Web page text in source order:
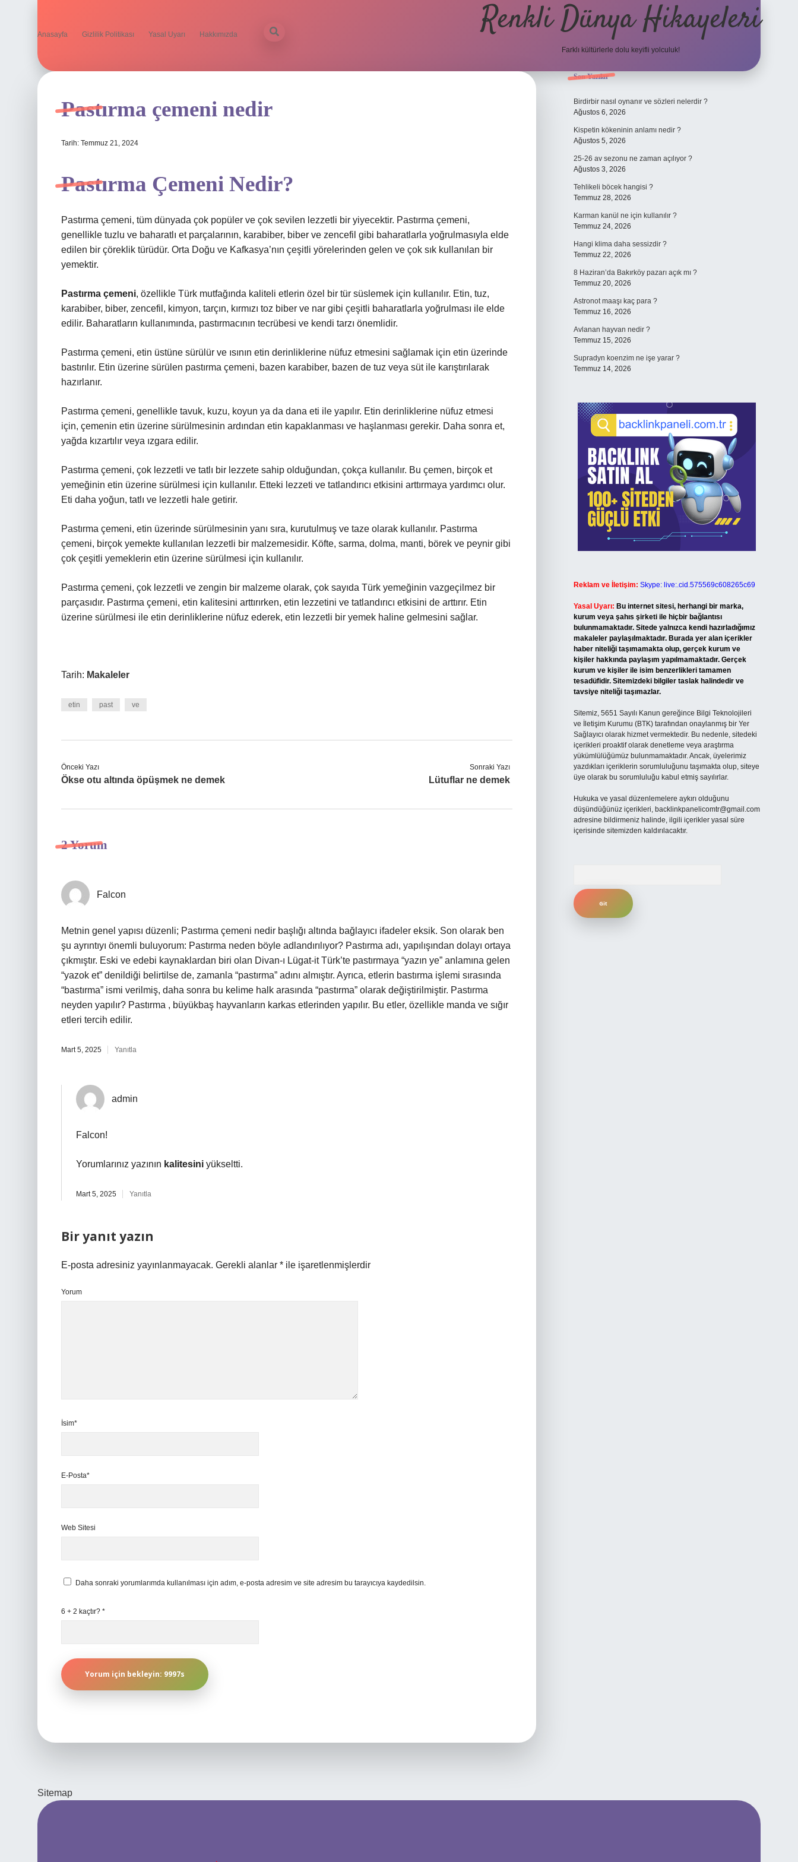
Anasayfa Gizlilik Politikası Yasal Uyarı Hakkımızda Renkli Dünya Hikayeleri
Farklı kültürlerle dolu keyifli yolculuk!
Pastırma çemeni nedir
Tarih: Temmuz 21, 2024
Pastırma Çemeni Nedir?
Pastırma çemeni, tüm dünyada çok popüler ve çok sevilen lezzetli bir yiyecektir. Pastırma çemeni,
genellikle tuzlu ve baharatlı et parçalarının, karabiber, biber ve zencefil gibi baharatlarla yoğrulmasıyla elde
edilen bir çöreklik türüdür. Orta Doğu ve Kafkasya’nın çeşitli yörelerinden gelen ve çok sık kullanılan bir
yemektir.
Pastırma çemeni, özellikle Türk mutfağında kaliteli etlerin özel bir tür süslemek için kullanılır. Etin, tuz,
karabiber, biber, zencefil, kimyon, tarçın, kırmızı toz biber ve nar gibi çeşitli baharatlarla yoğrulması ile elde
edilir. Baharatların kullanımında, pastırmacının tecrübesi ve kendi tarzı önemlidir.
Pastırma çemeni, etin üstüne sürülür ve ısının etin derinliklerine nüfuz etmesini sağlamak için etin üzerinde
bastırılır. Etin üzerine sürülen pastırma çemeni, bazen karabiber, bazen de tuz veya süt ile karıştırılarak
hazırlanır.
Pastırma çemeni, genellikle tavuk, kuzu, koyun ya da dana eti ile yapılır. Etin derinliklerine nüfuz etmesi
için, çemenin etin üzerine sürülmesinin ardından etin kapaklanması ve haşlanması gerekir. Daha sonra et,
yağda kızartılır veya ızgara edilir.
Pastırma çemeni, çok lezzetli ve tatlı bir lezzete sahip olduğundan, çokça kullanılır. Bu çemen, birçok et
yemeğinin etin üzerine sürülmesi için kullanılır. Etteki lezzeti ve tatlandırıcı etkisini arttırmaya yardımcı olur.
Eti daha yoğun, tatlı ve lezzetli hale getirir.
Pastırma çemeni, etin üzerinde sürülmesinin yanı sıra, kurutulmuş ve taze olarak kullanılır. Pastırma
çemeni, birçok yemekte kullanılan lezzetli bir malzemesidir. Köfte, sarma, dolma, manti, börek ve peynir gibi
çok çeşitli yemeklerin etin üzerine sürülmesi için kullanılır.
Pastırma çemeni, çok lezzetli ve zengin bir malzeme olarak, çok sayıda Türk yemeğinin vazgeçilmez bir
parçasıdır. Pastırma çemeni, etin kalitesini arttırırken, etin lezzetini ve tatlandırıcı etkisini de arttırır. Etin
üzerine sürülmesi ile etin derinliklerine nüfuz ederek, etin lezzetli bir yemek haline gelmesini sağlar.
Tarih: Makaleler
etin past ve
Önceki Yazı
Ökse otu altında öpüşmek ne demek
Sonraki Yazı
Lütuflar ne demek
2 Yorum
Falcon
Metnin genel yapısı düzenli; Pastırma çemeni nedir başlığı altında bağlayıcı ifadeler eksik. Son olarak ben
şu ayrıntıyı önemli buluyorum: Pastırma neden böyle adlandırılıyor? Pastırma adı, yapılışından dolayı ortaya
çıkmıştır. Eski ve edebi kaynaklardan biri olan Divan-ı Lügat-it Türk’te pastırmaya “yazın ye” anlamına gelen
“yazok et” denildiği belirtilse de, zamanla “pastırma” adını almıştır. Ayrıca, etlerin bastırma işlemi sırasında
“bastırma” ismi verilmiş, daha sonra bu kelime halk arasında “pastırma” olarak değiştirilmiştir. Pastırma
neyden yapılır? Pastırma , büyükbaş hayvanların karkas etlerinden yapılır. Bu etler, özellikle manda ve sığır
etleri tercih edilir.
Mart 5, 2025 Yanıtla
admin
Falcon!
Yorumlarınız yazının kalitesini yükseltti.
Mart 5, 2025 Yanıtla
Bir yanıt yazın
E-posta adresiniz yayınlanmayacak. Gerekli alanlar * ile işaretlenmişlerdir
Yorum
İsim*
E-Posta*
Web Sitesi
Daha sonraki yorumlarımda kullanılması için adım, e-posta adresim ve site adresim bu tarayıcıya kaydedilsin.
6 + 2 kaçtır? *
Sitemap
Sidebar
Son Yazılar
Birdirbir nasıl oynanır ve sözleri nelerdir ?
Ağustos 6, 2026
Kispetin kökeninin anlamı nedir ?
Ağustos 5, 2026
25-26 av sezonu ne zaman açılıyor ?
Ağustos 3, 2026
Tehlikeli böcek hangisi ?
Temmuz 28, 2026
Karman kanül ne için kullanılır ?
Temmuz 24, 2026
Hangi klima daha sessizdir ?
Temmuz 22, 2026
8 Haziran’da Bakırköy pazarı açık mı ?
Temmuz 20, 2026
Astronot maaşı kaç para ?
Temmuz 16, 2026
Avlanan hayvan nedir ?
Temmuz 15, 2026
Supradyn koenzim ne işe yarar ?
Temmuz 14, 2026
Reklam ve İletişim: Skype: live:.cid.575569c608265c69
Yasal Uyarı: Bu internet sitesi, herhangi bir marka,
kurum veya şahıs şirketi ile hiçbir bağlantısı
bulunmamaktadır. Sitede yalnızca kendi hazırladığımız
makaleler paylaşılmaktadır. Burada yer alan içerikler
haber niteliği taşımamakta olup, gerçek kurum ve
kişiler hakkında paylaşım yapılmamaktadır. Gerçek
kurum ve kişiler ile isim benzerlikleri tamamen
tesadüfidir. Sitemizdeki bilgiler taslak halindedir ve
tavsiye niteliği taşımazlar.
Sitemiz, 5651 Sayılı Kanun gereğince Bilgi Teknolojileri
ve İletişim Kurumu (BTK) tarafından onaylanmış bir Yer
Sağlayıcı olarak hizmet vermektedir. Bu nedenle, sitedeki
içerikleri proaktif olarak denetleme veya araştırma
yükümlülüğümüz bulunmamaktadır. Ancak, üyelerimiz
yazdıkları içeriklerin sorumluluğunu taşımakta olup, siteye
üye olarak bu sorumluluğu kabul etmiş sayılırlar.
Hukuka ve yasal düzenlemelere aykırı olduğunu
düşündüğünüz içerikleri, backlinkpanelicomtr@gmail.com
adresine bildirmeniz halinde, ilgili içerikler yasal süre
içerisinde sitemizden kaldırılacaktır.